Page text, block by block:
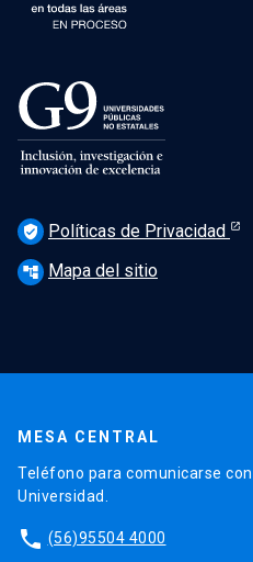
verified_user Políticas de Privacidad
account_tree Mapa del sitio
MESA CENTRAL
Teléfono para comunicarse
Universidad.
phone (56)95504 4000